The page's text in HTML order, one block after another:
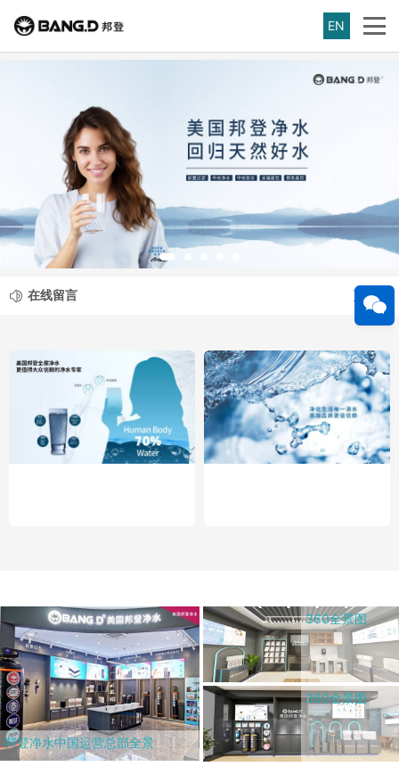
EN
在线留言 更多
邦登净水中国运营总部全景
360全景图
360全景图